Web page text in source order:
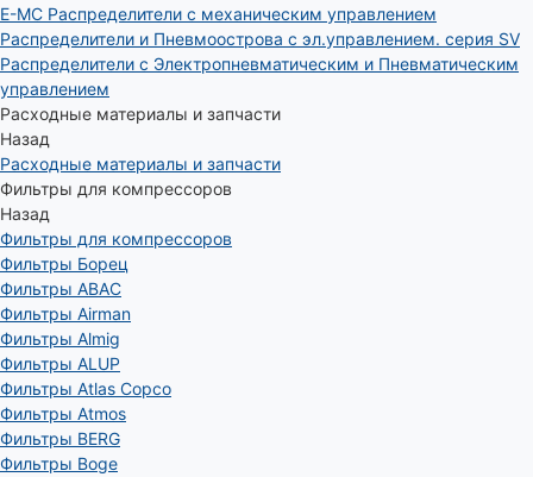
E-MC Распределители с механическим управлением
Распределители и Пневмоострова с эл.управлением. серия SV
Распределители с Электропневматическим и Пневматическим
управлением
Расходные материалы и запчасти
Назад
Расходные материалы и запчасти
Фильтры для компрессоров
Назад
Фильтры для компрессоров
Фильтры Борец
Фильтры ABAC
Фильтры Airman
Фильтры Almig
Фильтры ALUP
Фильтры Atlas Copco
Фильтры Atmos
Фильтры BERG
Фильтры Boge